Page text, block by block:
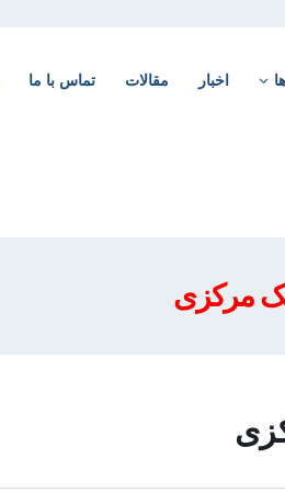
اخبار مقالات تماس با ما